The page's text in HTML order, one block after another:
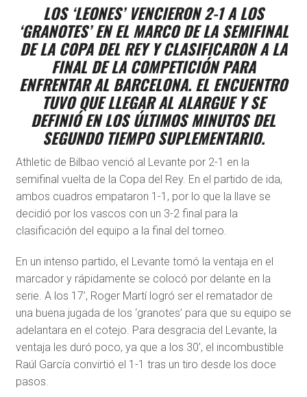
LOS ‘LEONES’ VENCIERON 2-1 A LOS
‘GRANOTES’ EN EL MARCO DE LA SEMIFINAL
DE LA COPA DEL REY Y CLASIFICARON A LA
FINAL DE LA COMPETICIÓN PARA
ENFRENTAR AL BARCELONA. EL ENCUENTRO
TUVO QUE LLEGAR AL ALARGUE Y SE
DEFINIÓ EN LOS ÚLTIMOS MINUTOS DEL
SEGUNDO TIEMPO SUPLEMENTARIO.
Athletic de Bilbao venció al Levante por 2-1 en la
semifinal vuelta de la Copa del Rey. En el partido de ida,
ambos cuadros empataron 1-1, por lo que la llave se
decidió por los vascos con un 3-2 final para la
clasificación del equipo a la final del torneo.
En un intenso partido, el Levante tomó la ventaja en el
marcador y rápidamente se colocó por delante en la
serie. A los 17’, Roger Martí logró ser el rematador de
una buena jugada de los ‘granotes’ para que su equipo se
adelantara en el cotejo. Para desgracia del Levante, la
ventaja les duró poco, ya que a los 30’, el incombustible
Raúl García convirtió el 1-1 tras un tiro desde los doce
pasos.